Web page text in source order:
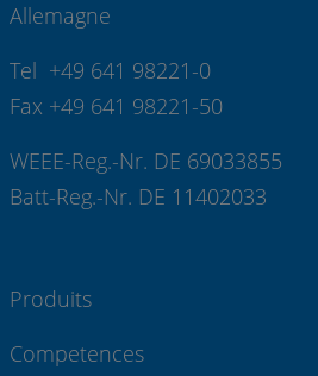
Allemagne
Tel +49 641 98221-0
Fax +49 641 98221-50
WEEE-Reg.-Nr. DE 69033855
Batt-Reg.-Nr. DE 11402033
Produits
Competences